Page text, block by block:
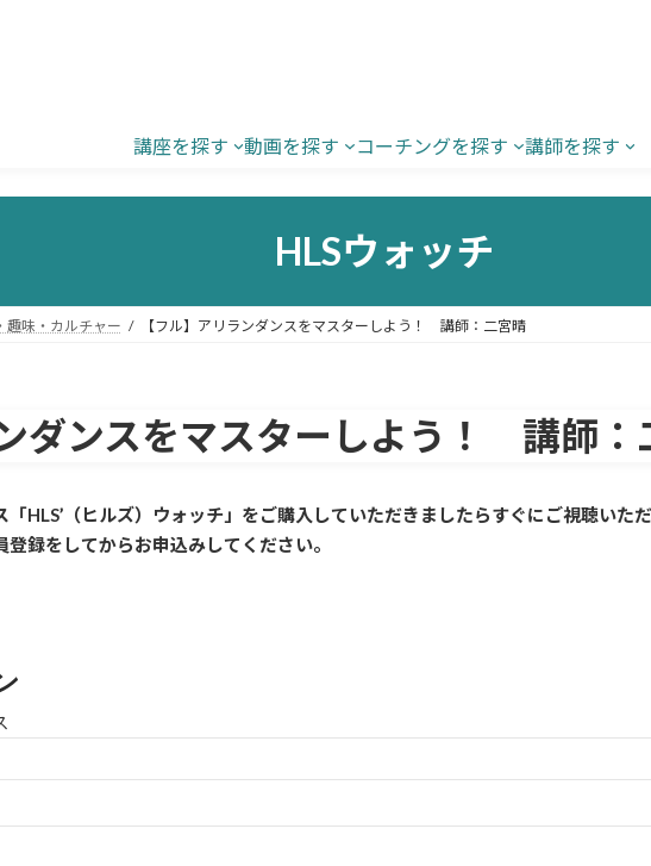
講座を探す 動画を探す コーチングを探す 講師を探す
HLSウォッチ
趣味・カルチャー 【フル】アリランダンスをマスターしよう！ 講師：二宮晴
ダンスをマスターしよう！ 講師：
HLS’（ヒルズ）ウォッチ」をご購入していただきましたらすぐに ご視聴いた
録をしてからお申込みしてください。